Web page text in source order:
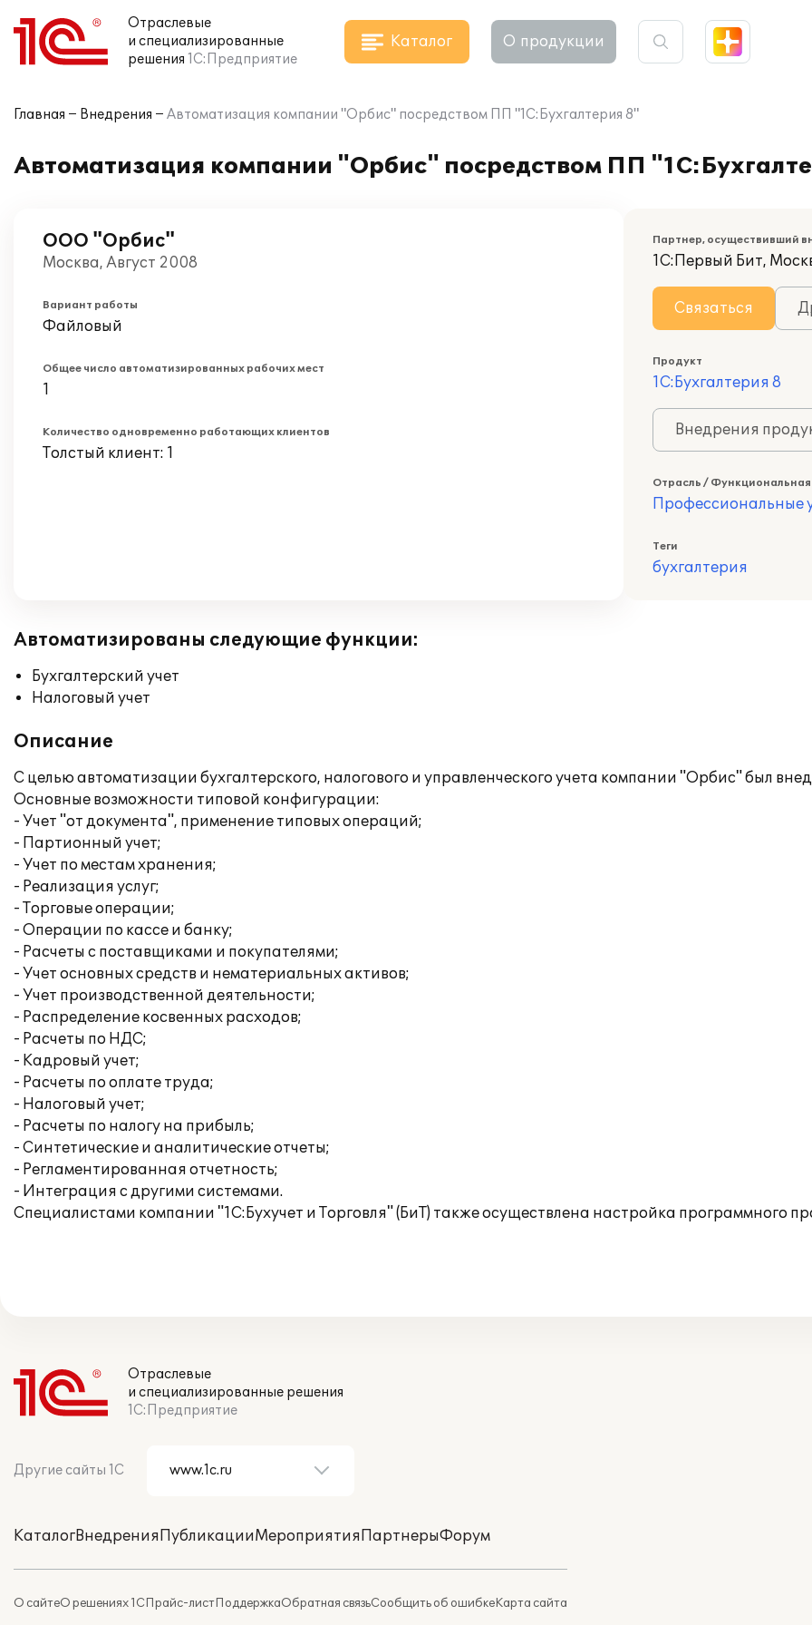
Отраслевые
и специализированные
решения 1С:Предприятие
Каталог О продукции
Главная Внедрения Автоматизация компании "Орбис" посредством ПП "1С:Бухгалтерия 8"
Автоматизация компании "Орбис" посредством ПП
ООО "Орбис"
Москва, Август 2008
Вариант работы
Файловый
Общее число автоматизированных рабочих мест
1
Количество одновременно работающих клиентов
Толстый клиент: 1
Партнер, осуществивший
1С:Первый Бит,
Связаться
Продукт
1С:Бухгалтерия 8
Внедрения
Отрасль / Функциональная
Профессиональные
Теги
бухгалтерия
Автоматизированы следующие функции:
Бухгалтерский учет
Налоговый учет
Описание
С целью автоматизации бухгалтерского, налогового и управленческого учета компании "Орбис" был
Основные возможности типовой конфигурации:
- Учет "от документа", применение типовых операций;
- Партионный учет;
- Учет по местам хранения;
- Реализация услуг;
- Торговые операции;
- Операции по кассе и банку;
- Расчеты с поставщиками и покупателями;
- Учет основных средств и нематериальных активов;
- Учет производственной деятельности;
- Распределение косвенных расходов;
- Расчеты по НДС;
- Кадровый учет;
- Расчеты по оплате труда;
- Налоговый учет;
- Расчеты по налогу на прибыль;
- Синтетические и аналитические отчеты;
- Регламентированная отчетность;
- Интеграция с другими системами.
Специалистами компании "1С:Бухучет и Торговля" (БиТ) также осуществлена настройка программного
Отраслевые
и специализированные решения
1С:Предприятие
Другие сайты 1С
КаталогВнедренияПубликацииМероприятияПартнерыФорум
О сайтеО решениях 1СПрайс-листПоддержкаОбратная связьСообщить об ошибкеКарта сайта